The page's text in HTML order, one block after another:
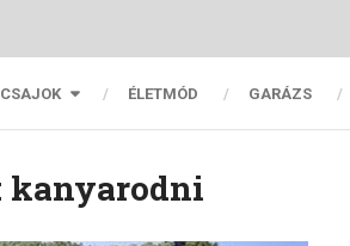
CSAJOK ÉLETMÓD GARÁZS
kanyarodni